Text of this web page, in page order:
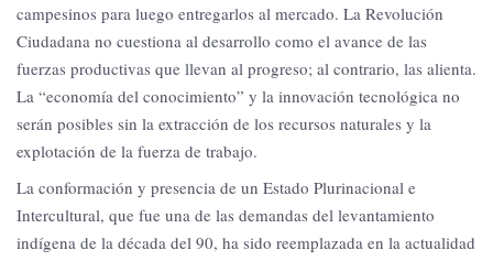
campesinos para luego entregarlos al mercado. La Revolución
Ciudadana no cuestiona al desarrollo como el avance de las
fuerzas productivas que llevan al progreso; al contrario, las alienta.
La “economía del conocimiento” y la innovación tecnológica no
serán posibles sin la extracción de los recursos naturales y la
explotación de la fuerza de trabajo.
La conformación y presencia de un Estado Plurinacional e
Intercultural, que fue una de las demandas del levantamiento
indígena de la década del 90, ha sido reemplazada en la actualidad